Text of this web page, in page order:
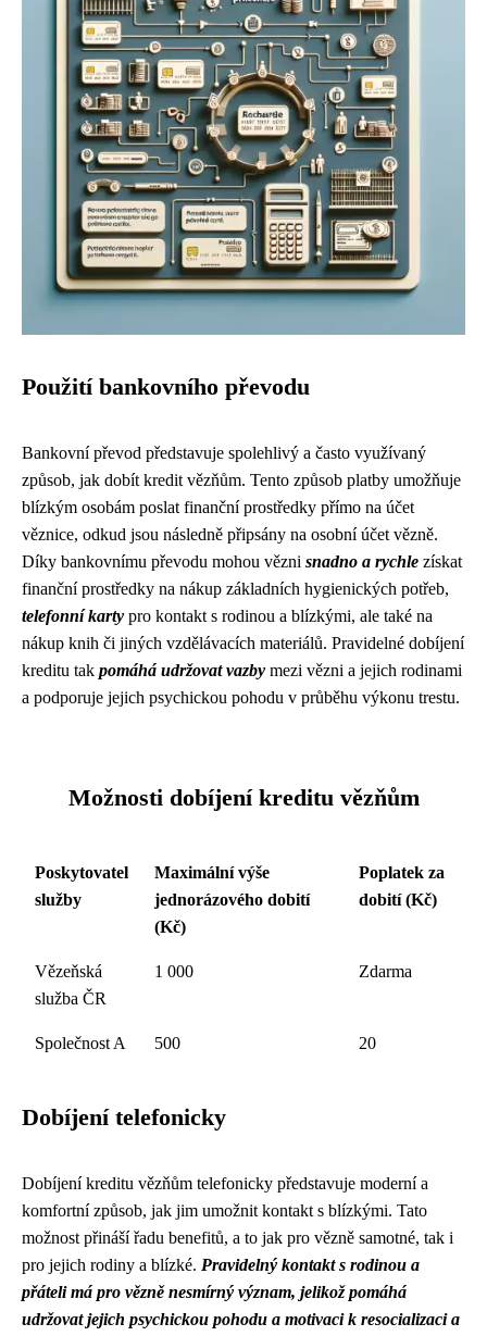
Použití bankovního převodu
Bankovní převod představuje spolehlivý a často využívaný
způsob, jak dobít kredit vězňům. Tento způsob platby umožňuje
blízkým osobám poslat finanční prostředky přímo na účet
věznice, odkud jsou následně připsány na osobní účet vězně.
Díky bankovnímu převodu mohou vězni snadno a rychle získat
finanční prostředky na nákup základních hygienických potřeb,
telefonní karty pro kontakt s rodinou a blízkými, ale také na
nákup knih či jiných vzdělávacích materiálů. Pravidelné dobíjení
kreditu tak pomáhá udržovat vazby mezi vězni a jejich rodinami
a podporuje jejich psychickou pohodu v průběhu výkonu trestu.
Možnosti dobíjení kreditu vězňům
Poskytovatel
služby
Maximální výše
jednorázového dobití
(Kč)
Poplatek za
dobití (Kč)
Vězeňská
služba ČR
1 000 Zdarma
Společnost A 500 20
Dobíjení telefonicky
Dobíjení kreditu vězňům telefonicky představuje moderní a
komfortní způsob, jak jim umožnit kontakt s blízkými. Tato
možnost přináší řadu benefitů, a to jak pro vězně samotné, tak i
pro jejich rodiny a blízké. Pravidelný kontakt s rodinou a
přáteli má pro vězně nesmírný význam, jelikož pomáhá
udržovat jejich psychickou pohodu a motivaci k resocializaci a